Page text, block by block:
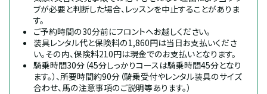
ブが必要と判断した場合、レッスンを中止することがありま
す。
ご予約時間の30分前にフロントへお越しください。
装具レンタル代と保険料の1,860円は当日お支払いくださ
い。その内、保険料210円は現金でのお支払いとなります。
騎乗時間30分（45分しっかりコースは騎乗時間45分となり
ます。）、所要時間約90分（騎乗受付やレンタル装具のサイズ
合わせ、馬の注意事項のご説明等あります。）